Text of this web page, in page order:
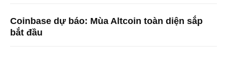
Coinbase dự báo: Mùa Altcoin toàn diện sắp
bắt đầu